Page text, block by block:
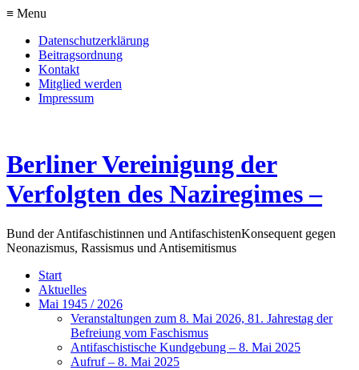
≡ Menu
Datenschutzerklärung
Beitragsordnung
Kontakt
Mitglied werden
Impressum
Berliner Vereinigung der
Verfolgten des Naziregimes –
Bund der Antifaschistinnen und AntifaschistenKonsequent gegen
Neonazismus, Rassismus und Antisemitismus
Start
Aktuelles
Mai 1945 / 2026
Veranstaltungen zum 8. Mai 2026, 81. Jahrestag der
Befreiung vom Faschismus
Antifaschistische Kundgebung – 8. Mai 2025
Aufruf – 8. Mai 2025